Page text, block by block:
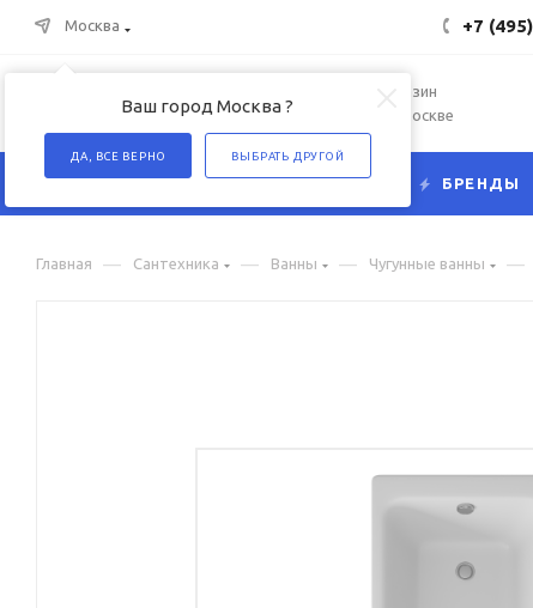
Москва
Ваш город Москва ?
ДА, ВСЕ ВЕРНО ВЫБРАТЬ ДРУГОЙ
+7
Интернет-магазин
сантехники в Москве
КАТАЛОГ БРЕНДЫ
Главная — Сантехника — Ванны — Чугунные ванны —